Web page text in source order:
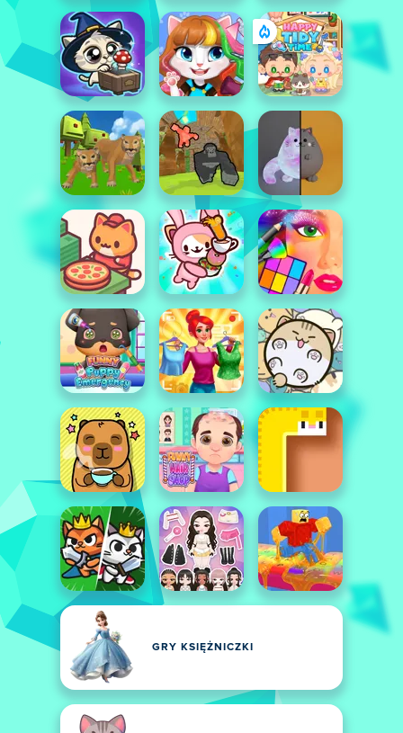
GRY KSIĘŻNICZKI